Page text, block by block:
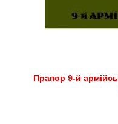
Прапор 9-й